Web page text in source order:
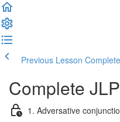
Previous Lesson
Complete
1. Adversative